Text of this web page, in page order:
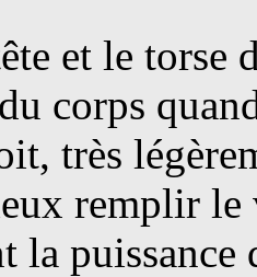
et le torse
corps
très
remplir
la